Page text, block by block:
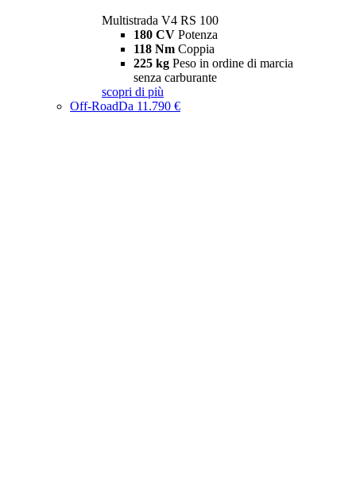
Multistrada V4 RS 100
180 CV Potenza
118 Nm Coppia
225 kg Peso in ordine di marcia
senza carburante
scopri di più
Off-RoadDa 11.790 €